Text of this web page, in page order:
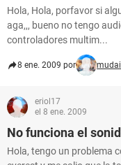
Hola, Hola, porfavor si
aga,,, bueno no tengo
controladores multim...
8 ene. 2009 por
eriol17
el 8 ene. 2009
No funciona el
Hola, tengo un problema